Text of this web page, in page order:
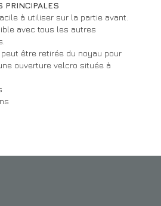
PRINCIPALES
à utiliser sur la partie avant.
avec tous les autres
être retirée du noyau pour
ouverture velcro située à